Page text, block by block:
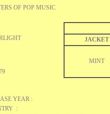
OF POP MUSIC
JACKET
MINT
YEAR :
: